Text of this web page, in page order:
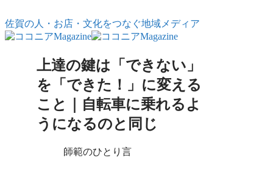
佐賀の人・お店・文化をつなぐ地域メディア
上達の鍵は「できない」
を「できた！」に変える
こと｜自転車に乗れるよ
うになるのと同じ
師範のひとり言